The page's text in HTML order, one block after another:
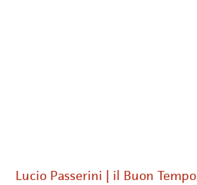
Lucio Passerini | il Buon Tempo